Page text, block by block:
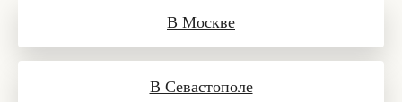
В Москве
В Севастополе